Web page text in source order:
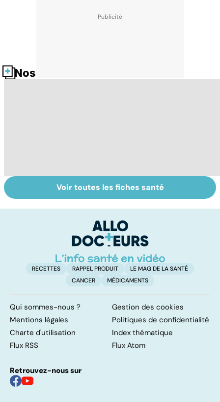
Nos fiches santé
Mediator® : le
début d'une
Handicap : pour
une meilleure
l'école
Voir toutes les fiches santé
RECETTES RAPPEL PRODUIT
LE MAG DE LA SANTÉ
CANCER
MÉDICAMENTS
Qui sommes-nous ?
Gestion des cookies
Mentions légales
Politiques de confidentialité
Charte d'utilisation
Index thématique
Flux RSS
Flux Atom
Retrouvez-nous sur